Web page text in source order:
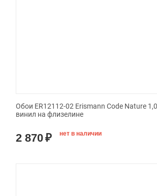
Обои ER12112-02 Erismann Code Nature
винил на флизелине
2 870₽ нет в наличии